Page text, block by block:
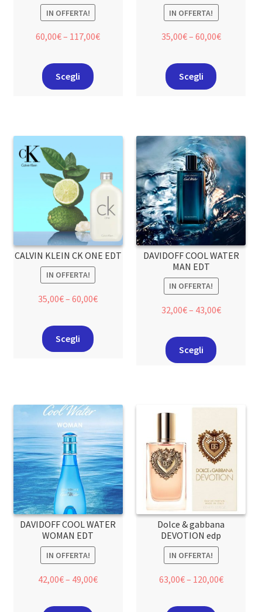
IN OFFERTA!
60,00€– 117,00€
Scegli
IN OFFERTA!
35,00€– 60,00€
Scegli
CALVIN KLEIN CK ONE EDT
IN OFFERTA!
35,00€–60,00€
Scegli
DAVIDOFF COOL WATER
MAN EDT
IN OFFERTA!
32,00€– 43,00€
Scegli
DAVIDOFF COOL WATER
WOMAN EDT
IN OFFERTA!
42,00€– 49,00€
Dolce & gabbana
DEVOTION edp
IN OFFERTA!
63,00€– 120,00€